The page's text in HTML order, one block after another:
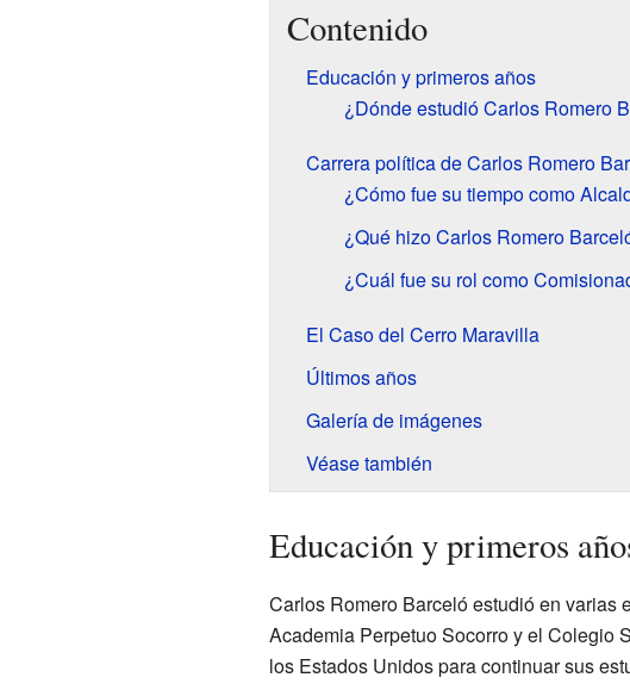
Contenido
Educación y primeros años
¿Dónde estudió Carlos Romero
Carrera política de Carlos Romero
¿Cómo fue su tiempo como
¿Qué hizo Carlos Romero
¿Cuál fue su rol como
El Caso del Cerro Maravilla
Últimos años
Galería de imágenes
Véase también
Educación y primeros
Carlos Romero Barceló estudió en varias
Academia Perpetuo Socorro y el Colegio
los Estados Unidos para continuar sus